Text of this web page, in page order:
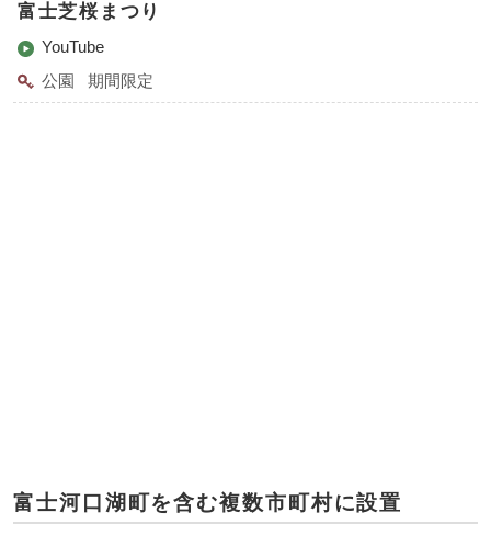
富士芝桜まつり
YouTube
公園
期間限定
富士河口湖町を含む複数市町村に設置